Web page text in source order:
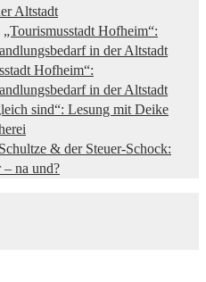
Altstadt
„Tourismusstadt Hofheim“:
in der Altstadt
Hofheim“:
in der Altstadt
sind“: Lesung mit Deike
& der Steuer-Schock:
– na und?